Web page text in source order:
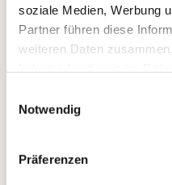
soziale Medien, Werbung
Partner führen diese
weiteren Daten
Notwendig
Präferenzen